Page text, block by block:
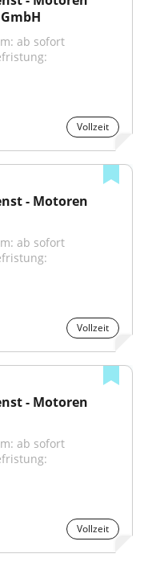
ab sofort
Vollzeit
- Motoren
ab sofort
Vollzeit
- Motoren
ab sofort
Vollzeit